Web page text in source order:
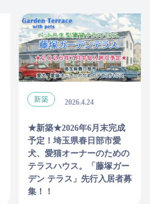
新築 2026.4.24
★新築★2026年6月末完成
予定！埼玉県春日部市愛
犬、愛猫オーナーのための
テラスハウス。「藤塚ガー
デン テラス」先行入居者募
集！！